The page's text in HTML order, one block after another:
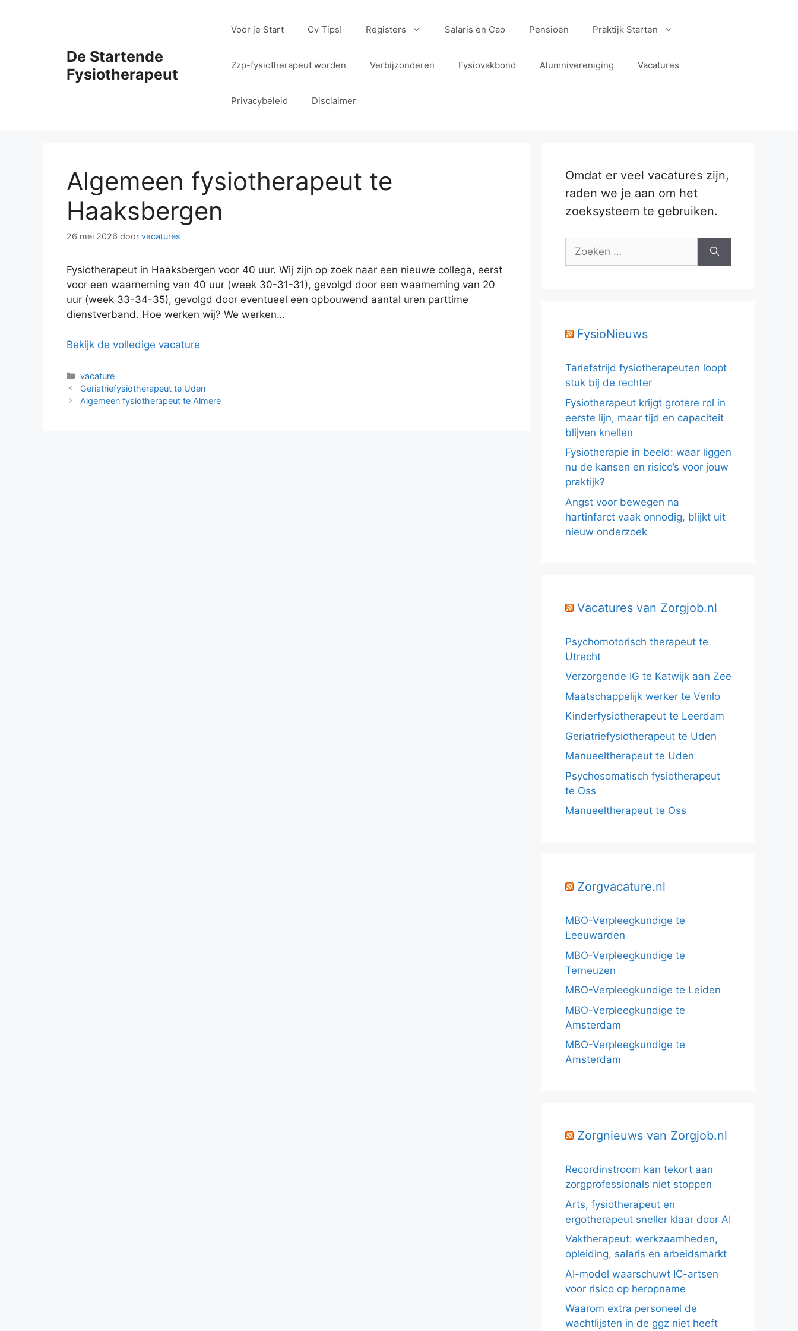
De Startende
Fysiotherapeut
Voor je Start Cv Tips! Registers Salaris en Cao Pensioen Praktijk Starten
Zzp-fysiotherapeut worden Verbijzonderen Fysiovakbond Alumnivereniging Vacatures
Privacybeleid Disclaimer
Algemeen fysiotherapeut te
Haaksbergen
26 mei 2026 door vacatures
Fysiotherapeut in Haaksbergen voor 40 uur. Wij zijn op zoek naar een nieuwe collega, eerst
voor een waarneming van 40 uur (week 30-31-31), gevolgd door een waarneming van 20
uur (week 33-34-35), gevolgd door eventueel een opbouwend aantal uren parttime
dienstverband. Hoe werken wij? We werken…
Bekijk de volledige vacature
Categorieën
vacature
Geriatriefysiotherapeut te Uden
Algemeen fysiotherapeut te Almere
Omdat er veel vacatures zijn,
raden we je aan om het
zoeksysteem te gebruiken.
Zoek
FysioNieuws
Tariefstrijd fysiotherapeuten loopt
stuk bij de rechter
Fysiotherapeut krijgt grotere rol in
eerste lijn, maar tijd en capaciteit
blijven knellen
Fysiotherapie in beeld: waar liggen
nu de kansen en risico’s voor jouw
praktijk?
Angst voor bewegen na
hartinfarct vaak onnodig, blijkt uit
nieuw onderzoek
Vacatures van Zorgjob.nl
Psychomotorisch therapeut te
Utrecht
Verzorgende IG te Katwijk aan Zee
Maatschappelijk werker te Venlo
Kinderfysiotherapeut te Leerdam
Geriatriefysiotherapeut te Uden
Manueeltherapeut te Uden
Psychosomatisch fysiotherapeut
te Oss
Manueeltherapeut te Oss
Zorgvacature.nl
MBO-Verpleegkundige te
Leeuwarden
MBO-Verpleegkundige te
Terneuzen
MBO-Verpleegkundige te Leiden
MBO-Verpleegkundige te
Amsterdam
MBO-Verpleegkundige te
Amsterdam
Zorgnieuws van Zorgjob.nl
Recordinstroom kan tekort aan
zorgprofessionals niet stoppen
Arts, fysiotherapeut en
ergotherapeut sneller klaar door AI
Vaktherapeut: werkzaamheden,
opleiding, salaris en arbeidsmarkt
AI-model waarschuwt IC-artsen
voor risico op heropname
Waarom extra personeel de
wachtlijsten in de ggz niet heeft